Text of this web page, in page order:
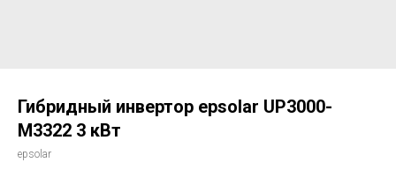
Гибридный инвертор epsolar UP3000-
M3322 3 кВт
epsolar